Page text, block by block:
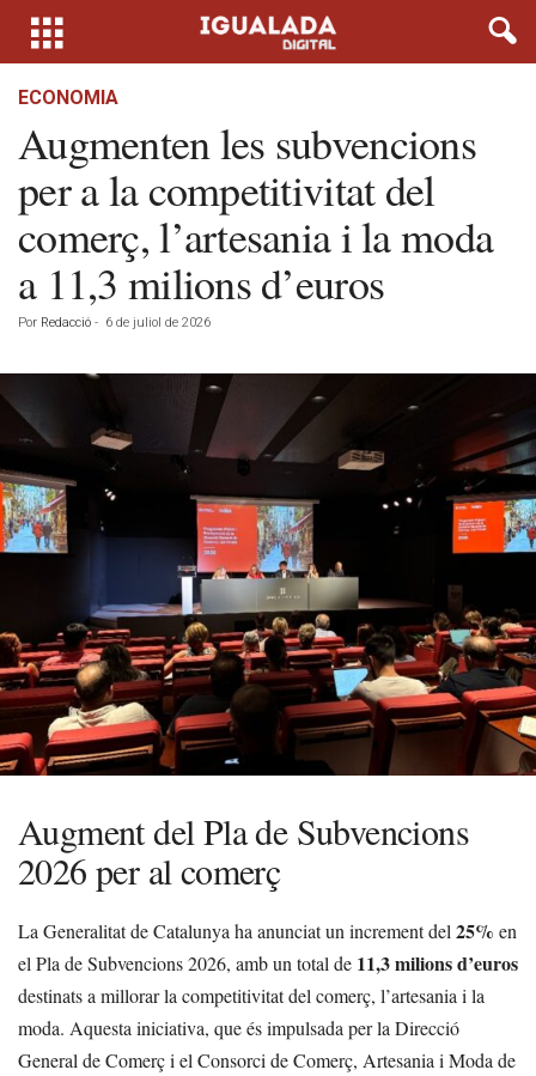
ECONOMIA
Augmenten les subvencions
per a la competitivitat del
comerç, l’artesania i la moda
a 11,3 milions d’euros
Por Redacció - 6 de juliol de 2026
Augment del Pla de Subvencions
2026 per al comerç
La Generalitat de Catalunya ha anunciat un increment del 25% en
el Pla de Subvencions 2026, amb un total de 11,3 milions d’euros
destinats a millorar la competitivitat del comerç, l’artesania i la
moda. Aquesta iniciativa, que és impulsada per la Direcció
General de Comerç i el Consorci de Comerç, Artesania i Moda de